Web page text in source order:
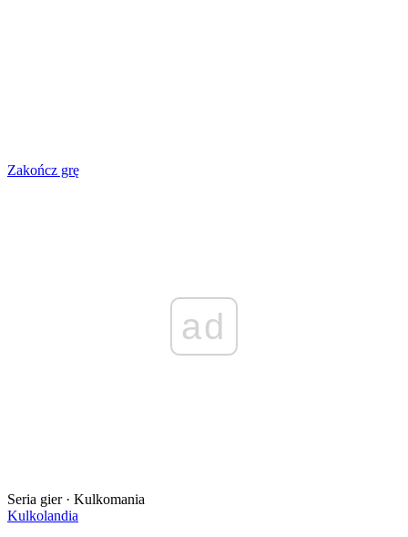
Zakończ grę
ad
Seria gier · Kulkomania
Kulkolandia